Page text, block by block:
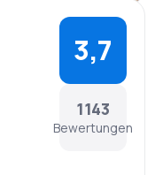
1143
Bewertungen
3,7